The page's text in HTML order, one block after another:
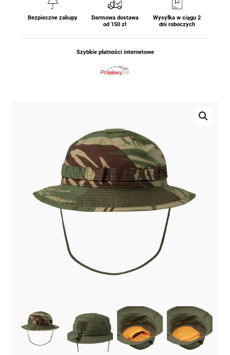
Bezpieczne zakupy
Darmowa dostawa
od 150 zł
Wysyłka w ciągu 2
dni roboczych
Szybkie płatności internetowe